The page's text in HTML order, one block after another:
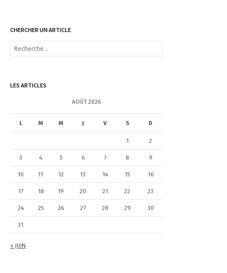
CHERCHER UN ARTICLE
R
r
e
LES ARTICLES
AOÛT 2026
L M M J V S D
« JUIN
1 2
3 4 5 6 7 8 9
10 11 12 13 14 15 16
17 18 19 20 21 22 23
24 25 26 27 28 29 30
31